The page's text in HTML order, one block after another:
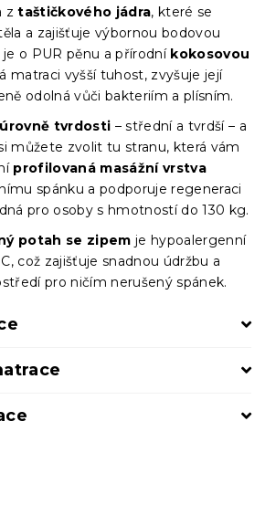
ztaštičkového jádra, které se
a zajišťuje výbornou bodovou
o PUR pěnu a přírodní kokosovou
matraci vyšší tuhost, zvyšuje její
odolná vůči bakteriím a plísním.
tvrdosti – střední a tvrdší – a
můžete zvolit tu stranu, která vám
profilovaná masážní vrstva
spánku a podporuje regeneraci
pro osoby s hmotností do 130 kg.
potah se zipem je hypoalergenní
což zajišťuje snadnou údržbu a
pro ničím nerušený spánek.